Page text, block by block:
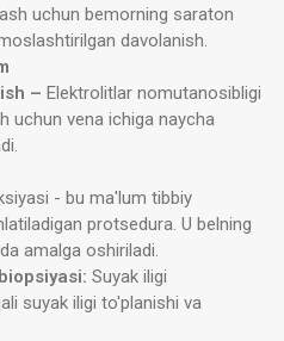
uchun bemorning saraton
davolanish.
– Elektrolitlar nomutanosibligi
uchun vena ichiga naycha
- bu ma'lum tibbiy
protsedura. U belning
amalga oshiriladi.
Suyak iligi
suyak iligi to'planishi va